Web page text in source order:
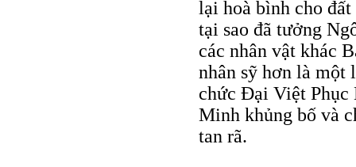
lại hoà bình cho
tại sao đã tưởng
các nhân vật khác
nhân sỹ hơn là một
chức Đại Việt
Minh khủng bố và
tan rã.